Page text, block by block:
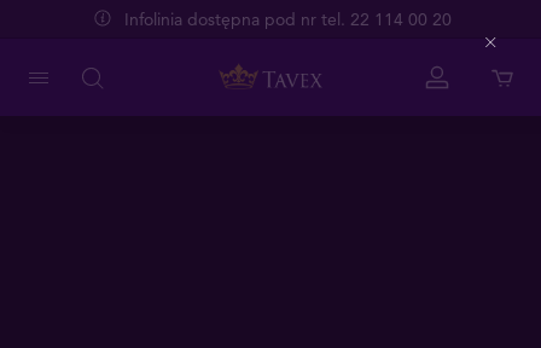
Infolinia dostępna pod nr tel. 22 114 00 20
Close